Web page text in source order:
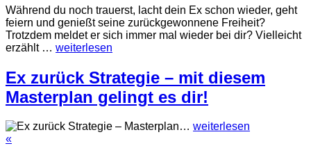
Während du noch trauerst, lacht dein Ex schon wieder, geht
feiern und genießt seine zurückgewonnene Freiheit?
Trotzdem meldet er sich immer mal wieder bei dir? Vielleicht
erzählt … weiterlesen
Ex zurück Strategie – mit diesem
Masterplan gelingt es dir!
… weiterlesen
«